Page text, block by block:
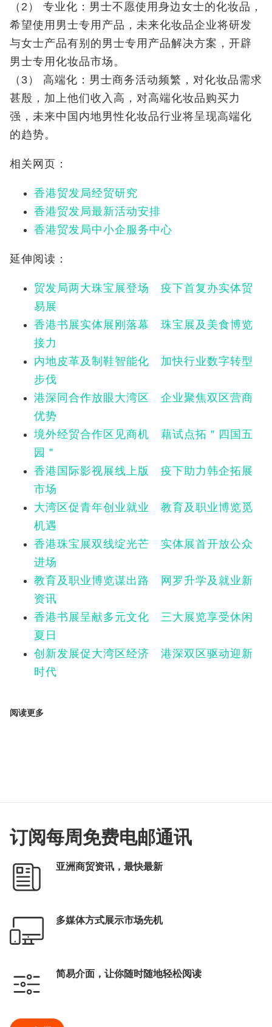
（2） 专业化：男士不愿使用身边女士的化妆品，
希望使用男士专用产品，未来化妆品企业将研发
与女士产品有别的男士专用产品解决方案，开辟
男士专用化妆品市场。
（3） 高端化：男士商务活动频繁，对化妆品需求
甚殷，加上他们收入高，对高端化妆品购买力
强，未来中国内地男性化妆品行业将呈现高端化
的趋势。
相关网页：
香港贸发局经贸研究
香港贸发局最新活动安排
香港贸发局中小企服务中心
延伸阅读：
贸发局两大珠宝展登场 疫下首复办实体贸
易展
香港书展实体展刚落幕 珠宝展及美食博览
接力
内地皮革及制鞋智能化 加快行业数字转型
步伐
港深同合作放眼大湾区 企业聚焦双区营商
优势
境外经贸合作区见商机 藉试点拓＂四国五
园＂
香港国际影视展线上版 疫下助力韩企拓展
市场
大湾区促青年创业就业 教育及职业博览觅
机遇
香港珠宝展双线绽光芒 实体展首开放公众
进场
教育及职业博览谋出路 网罗升学及就业新
资讯
香港书展呈献多元文化 三大展览享受休闲
夏日
创新发展促大湾区经济 港深双区驱动迎新
时代
阅读更多
订阅每周免费电邮通讯
亚洲商贸资讯，最快最新
多媒体方式展示市场先机
简易介面，让你随时随地轻松阅读